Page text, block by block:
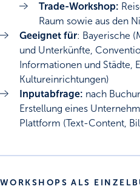
Trade-Workshop:
Raum sowie aus den
Geeignet für: Bayerische
und Unterkünfte,
Informationen und Städte,
Kultureinrichtungen)
Inputabfrage: nach
Erstellung eines
Plattform (Text-Content,
WORKSHOPS ALS